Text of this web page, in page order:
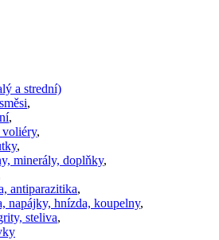
a strední)
,
,
voliéry,
,
minerály, doplňky,
antiparazitika,
napájky, hnízda, koupelny,
steliva,